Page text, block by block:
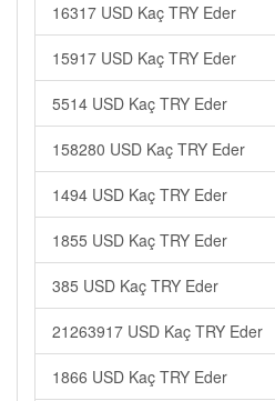
16317 USD Kaç TRY Eder
15917 USD Kaç TRY Eder
5514 USD Kaç TRY Eder
158280 USD Kaç TRY Eder
1494 USD Kaç TRY Eder
1855 USD Kaç TRY Eder
385 USD Kaç TRY Eder
21263917 USD Kaç TRY Eder
1866 USD Kaç TRY Eder